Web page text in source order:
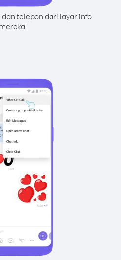
telepon dari layar info
mereka